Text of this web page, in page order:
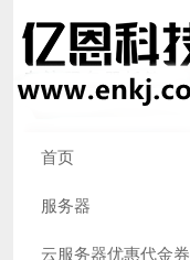
首页
服务器
云服务器优惠代金券